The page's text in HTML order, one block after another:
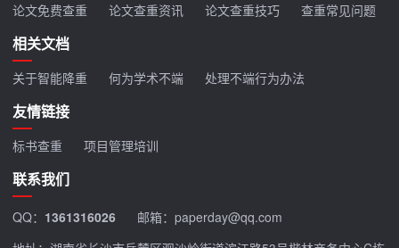
论文免费查重 论文查重资讯 论文查重技巧 查重常见问题
相关文档
关于智能降重 何为学术不端 处理不端行为办法
友情链接
标书查重 项目管理培训
联系我们
QQ： 1361316026
邮箱：paperday@qq.com